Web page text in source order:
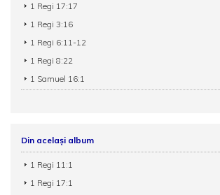
1 Regi 17:17
1 Regi 3:16
1 Regi 6:11-12
1 Regi 8:22
1 Samuel 16:1
Din același album
1 Regi 11:1
1 Regi 17:1